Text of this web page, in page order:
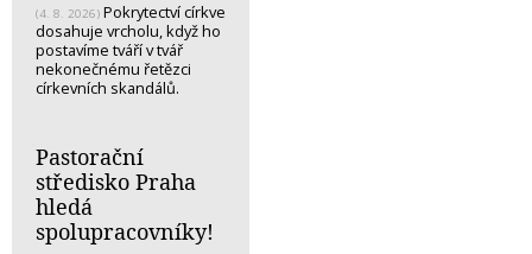
(4. 8. 2026) Pokrytectví církve
dosahuje vrcholu, když ho
postavíme tváří v tvář
nekonečnému řetězci
církevních skandálů.
Pastorační
středisko Praha
hledá
spolupracovníky!